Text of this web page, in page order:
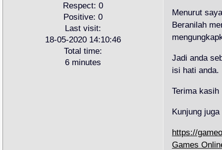
Respect: 0
Positive: 0
Last visit:
18-05-2020 14:10:46
Total time:
6 minutes
Menurut
Beranilah
Jadi anda
isi hati anda.
Terima
Kunjung
https://
Games